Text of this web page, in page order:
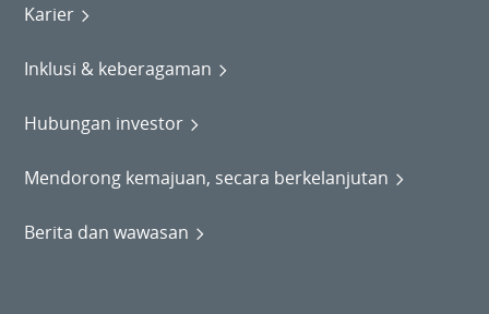
Karier
Inklusi & keberagaman
Hubungan investor
Mendorong kemajuan, secara berkelanjutan
Berita dan wawasan